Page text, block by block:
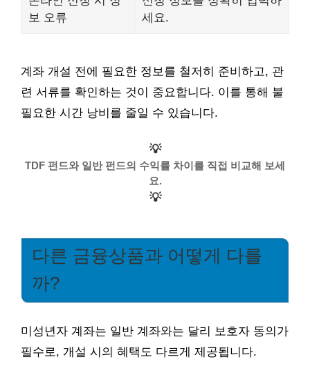
보 오류
세요.
계좌 개설 전에 필요한 정보를 철저히 준비하고, 관
련 서류를 확인하는 것이 중요합니다. 이를 통해 불
필요한 시간 낭비를 줄일 수 있습니다.
💡
TDF 펀드와 일반 펀드의 수익률 차이를 직접 비교해 보세
요.
💡
다른 금융상품과 어떻게 다를
까?
미성년자 계좌는 일반 계좌와는 달리 보호자 동의가
필수로, 개설 시의 혜택도 다르게 제공됩니다.